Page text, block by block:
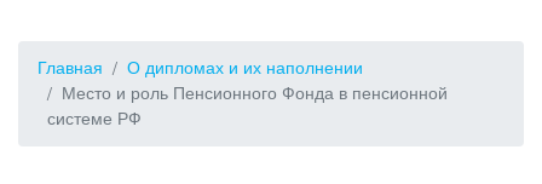
Главная
О дипломах и их наполнении
Место и роль Пенсионного Фонда в пенсионной
системе РФ